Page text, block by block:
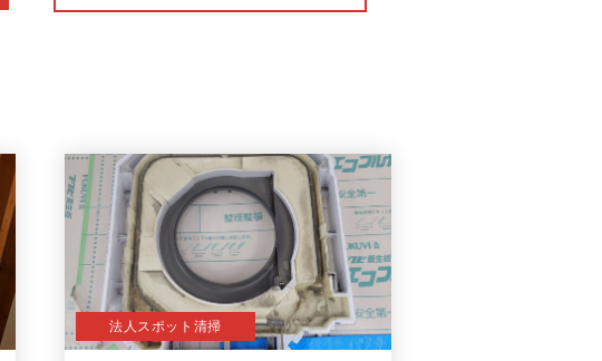
法人スポット清掃